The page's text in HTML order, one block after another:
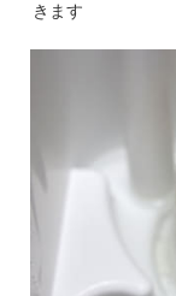
きます